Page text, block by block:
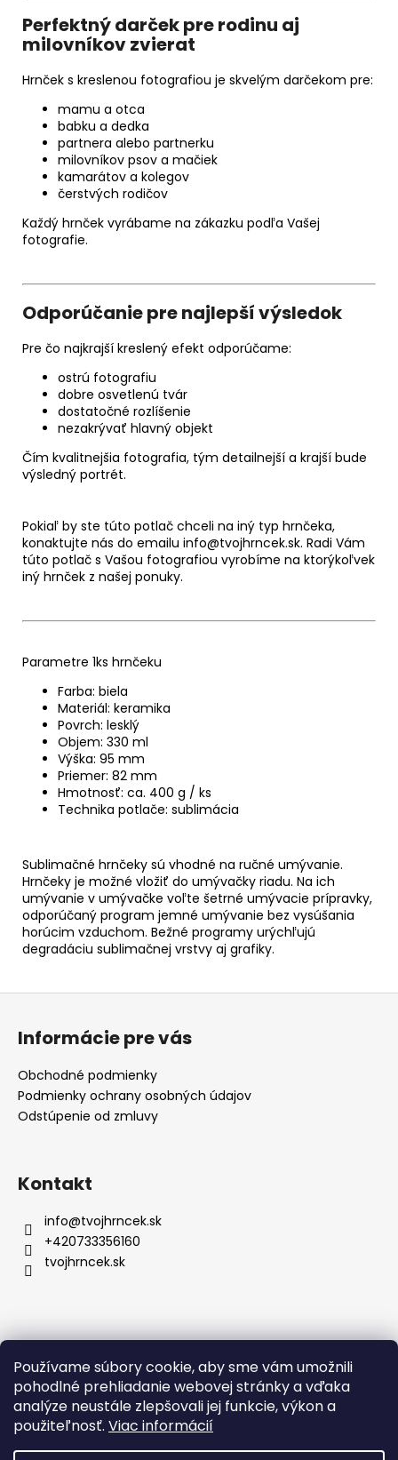
Používame súbory cookie, aby sme vám umožnili
pohodlné prehliadanie webovej stránky a vďaka
analýze neustále zlepšovali jej funkcie, výkon a
použiteľnosť. Viac informácií
Perfektný darček pre rodinu aj
milovníkov zvierat
Hrnček s kreslenou fotografiou je skvelým darčekom pre:
mamu a otca
babku a dedka
partnera alebo partnerku
milovníkov psov a mačiek
kamarátov a kolegov
čerstvých rodičov
Každý hrnček vyrábame na zákazku podľa Vašej
fotografie.
Odporúčanie pre najlepší výsledok
Pre čo najkrajší kreslený efekt odporúčame:
ostrú fotografiu
dobre osvetlenú tvár
dostatočné rozlíšenie
nezakrývať hlavný objekt
Čím kvalitnejšia fotografia, tým detailnejší a krajší bude
výsledný portrét.
Pokiaľ by ste túto potlač chceli na iný typ hrnčeka,
konaktujte nás do emailu info@tvojhrncek.sk. Radi Vám
túto potlač s Vašou fotografiou vyrobíme na ktorýkoľvek
iný hrnček z našej ponuky.
Parametre 1ks hrnčeku
Farba: biela
Materiál: keramika
Povrch: lesklý
Objem: 330 ml
Výška: 95 mm
Priemer: 82 mm
Hmotnosť: ca. 400 g / ks
Technika potlače: sublimácia
Sublimačné hrnčeky sú vhodné na ručné umývanie.
Hrnčeky je možné vložiť do umývačky riadu. Na ich
umývanie v umývačke voľte šetrné umývacie prípravky,
odporúčaný program jemné umývanie bez vysúšania
horúcim vzduchom. Bežné programy urýchľujú
degradáciu sublimačnej vrstvy aj grafiky.
Z
Informácie pre vás
Obchodné podmienky
Podmienky ochrany osobných údajov
Odstúpenie od zmluvy
Kontakt
info@tvojhrncek.sk
+420733356160
tvojhrncek.sk
Posledné hodnotenie produktov
Hodnotenie produktu je 5 z 5 hviezdičiek.
| Zuzana Gdulova